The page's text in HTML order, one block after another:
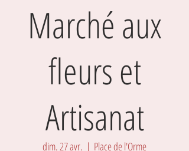
Marché aux
fleurs et
Artisanat
dim. 27 avr.
  |
Place de l'Orme